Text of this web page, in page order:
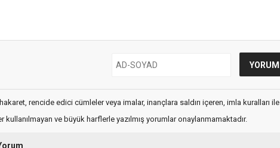
rencide edici cümleler veya imalar, inançlara saldırı içeren, imla kuralları ile
kullanılmayan ve büyük harflerle yazılmış yorumlar onaylanmamaktadır.